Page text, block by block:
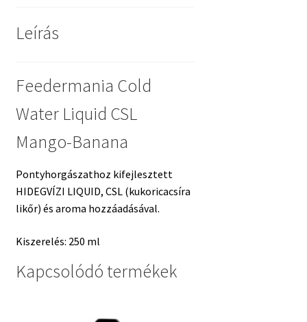
Leírás
Feedermania Cold
Water Liquid CSL
Mango-Banana
Pontyhorgászathoz kifejlesztett
HIDEGVÍZI LIQUID, CSL (kukoricacsíra
likőr) és aroma hozzáadásával.
Kiszerelés: 250 ml
Kapcsolódó termékek